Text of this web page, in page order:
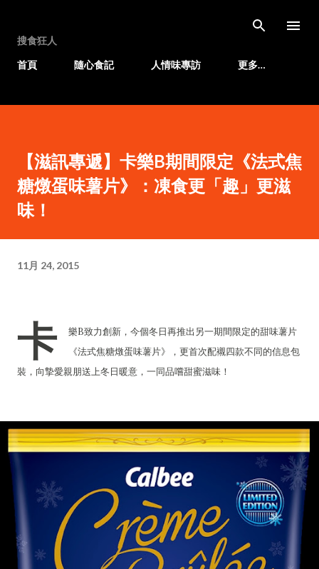
搜食狂人
首頁
隨心食記 人情味專訪 更多…
【滋訊專遞】卡樂B期間限定《法式焦
糖燉蛋味薯片》：凍食更「趣」更滋
味！
11月 24, 2015
卡
樂B致力創新，今個冬日再推出另一期間限定的甜味薯片
《法式焦糖燉蛋味薯片》，更首次配襯四款不同的信息包
裝，向摯愛親朋送上冬日暖意，一同品嚐甜蜜滋味！